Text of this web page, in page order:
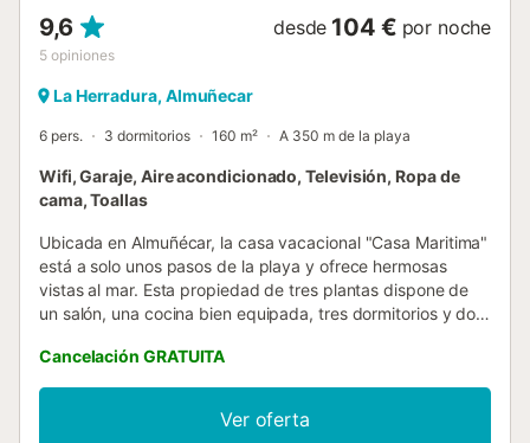
9,6
5 opiniones
desde 104 € por noche
La Herradura, Almuñecar
6 pers. 3 dormitorios 160 m² A 350 m de la playa
Wifi, Garaje, Aire acondicionado, Televisión, Ropa de
cama, Toallas
Ubicada en Almuñécar, la casa vacacional "Casa Maritima"
está a solo unos pasos de la playa y ofrece hermosas
vistas al mar. Esta propiedad de tres plantas dispone de
un salón, una cocina bien equipada, tres dormitorios y dos
comodidades adicionales encontraréis Wi-Fi, aire
acondicionado, lavadora y TV. Hay cuna disponible bajo
petición. La zona exterior privada es un punto destacado,
con una terraza abierta, una terraza cubierta, un balcón y
Cancelación GRATUITA
Ver oferta